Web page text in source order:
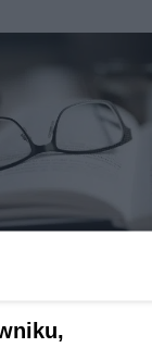
Korzyści